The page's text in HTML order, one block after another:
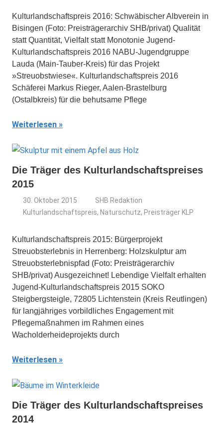
Kulturlandschaftspreis 2016: Schwäbischer Albverein in
Bisingen (Foto: Preisträgerarchiv SHB/privat) Qualität
statt Quantität, Vielfalt statt Monotonie Jugend-
Kulturlandschaftspreis 2016 NABU-Jugendgruppe
Lauda (Main-Tauber-Kreis) für das Projekt
»Streuobstwiese«. Kulturlandschaftspreis 2016
Schäferei Markus Rieger, Aalen-Brastelburg
(Ostalbkreis) für die behutsame Pflege
Weiterlesen
Die Träger des Kulturlandschaftspreises
2015
30. Oktober 2015
SHB Redaktion
Kulturlandschaftspreis, Naturschutz, Preisträger KLP
Kulturlandschaftspreis 2015: Bürgerprojekt
Streuobsterlebnis in Herrenberg: Holzskulptur am
Streuobsterlebnispfad (Foto: Preisträgerarchiv
SHB/privat) Ausgezeichnet! Lebendige Vielfalt erhalten
Jugend-Kulturlandschaftspreis 2015 SOKO
Steigbergsteigle, 72805 Lichtenstein (Kreis Reutlingen)
für langjähriges vorbildliches Engagement mit
Pflegemaßnahmen im Rahmen eines
Wacholderheideprojekts durch
Weiterlesen
Die Träger des Kulturlandschaftspreises
2014